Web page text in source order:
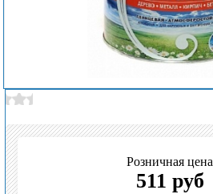
Розничная цена
511 руб